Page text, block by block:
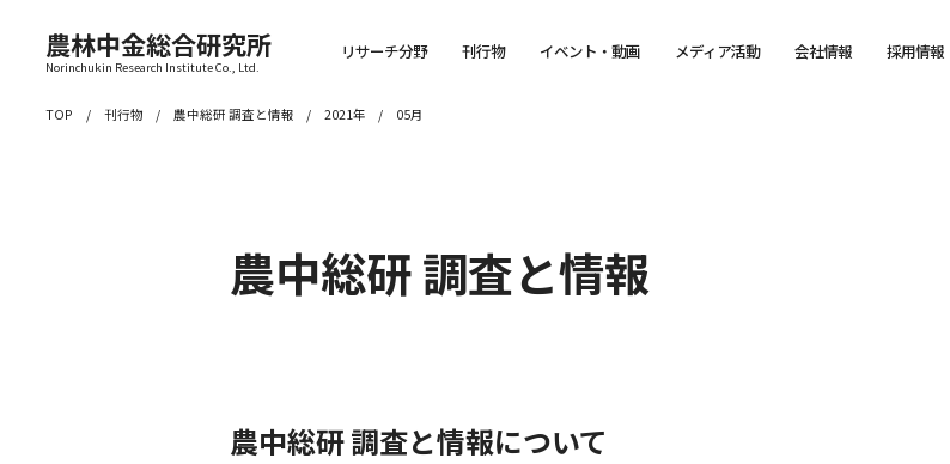
農林中金総合研究所
Norinchukin Research Institute Co., Ltd.
リサーチ分野 刊行物 イベント・動画 メディア活動 会社情報 採用情報
TOP 刊行物 農中総研 調査と情報 2021年 05月
農中総研 調査と情報
農中総研 調査と情報について